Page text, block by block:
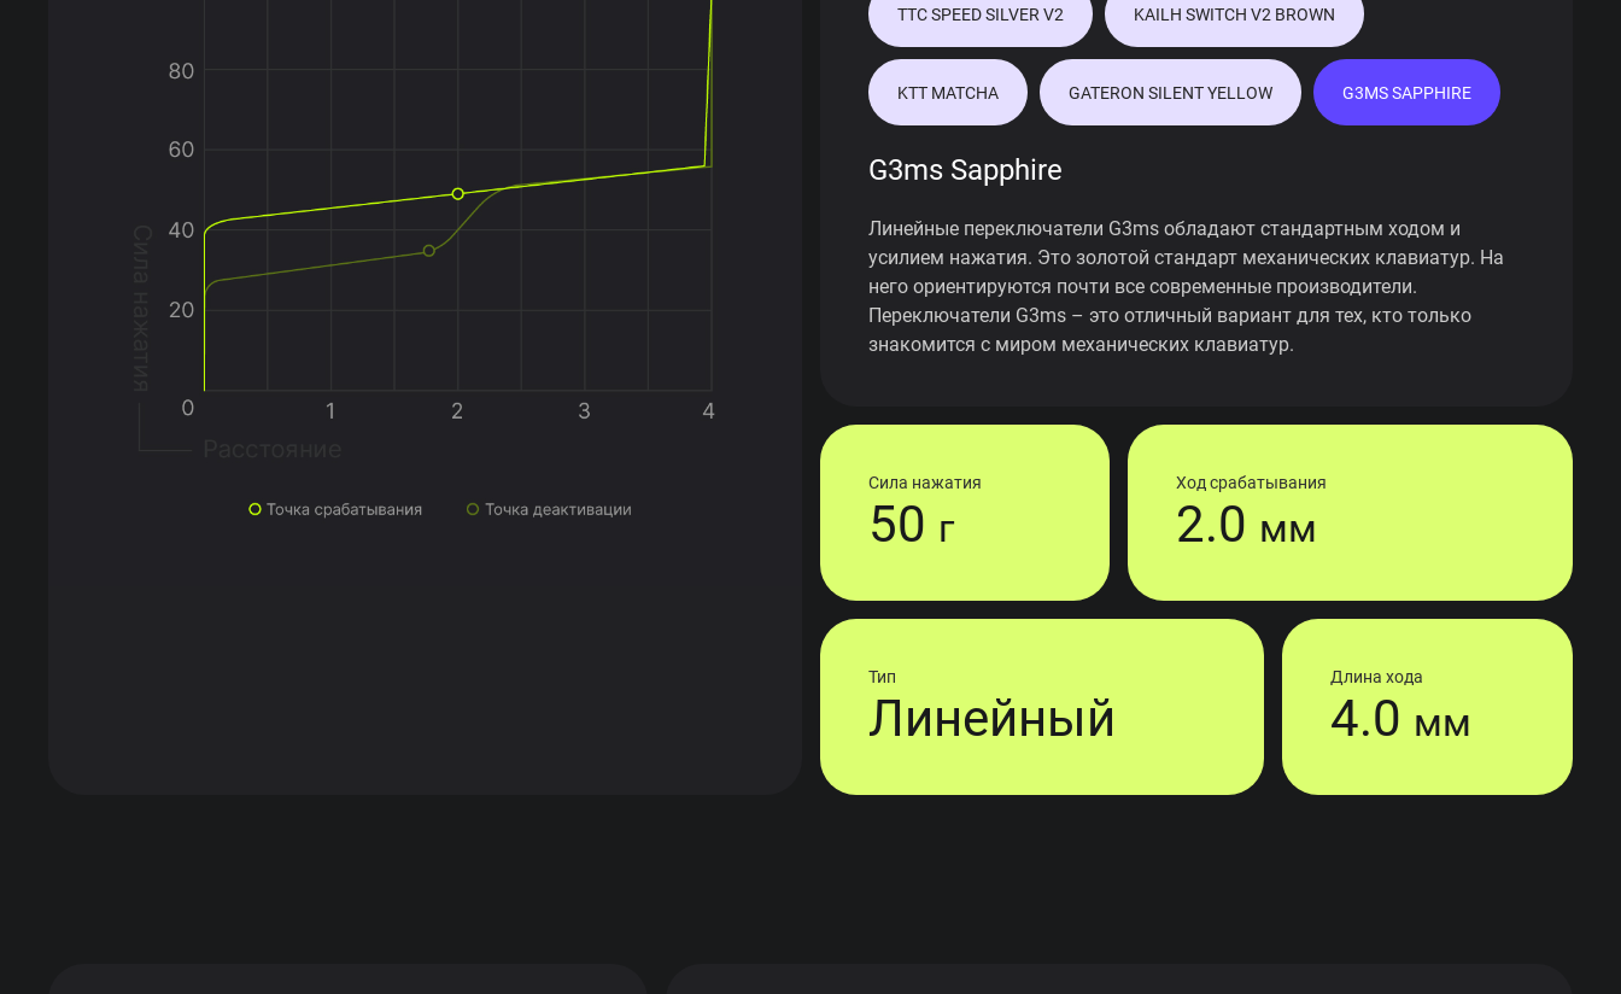
TTC SPEED SILVER V2 KAILH SWITCH V2 BROWN
KTT MATCHA GATERON SILENT YELLOW G3MS SAPPHIRE
G3ms Sapphire
Линейные переключатели G3ms обладают стандартным ходом и
усилием нажатия. Это золотой стандарт механических клавиатур. На
него ориентируются почти все современные производители.
Переключатели G3ms – это отличный вариант для тех, кто только
знакомится с миром механических клавиатур.
Сила нажатия
50 г
Ход срабатывания
2.0 мм
Тип
Линейный
Длина хода
4.0 мм